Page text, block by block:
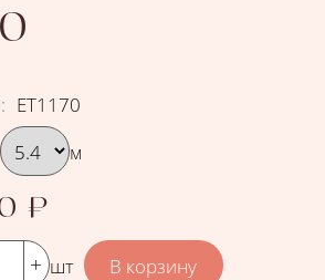
: ЕТ1170
вариант
м
₽
шт